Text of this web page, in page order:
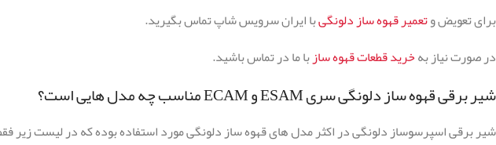
برای تعویض وتعمیر قهوه ساز دلونگیبا ایران سرویس شاپ تماس بگیرید.
در صورت نیاز بهخرید قطعات قهوه سازبا ما در تماس باشید.
شیر برقی قهوه ساز دلونگی سری ESAM و ECAM مناسب چه مدل هایی است؟
شیر برقی اسپرسوساز دلونگی در اکثر مدل های قهوه ساز دلونگی مورد استفاده بوده که در لیست زیر